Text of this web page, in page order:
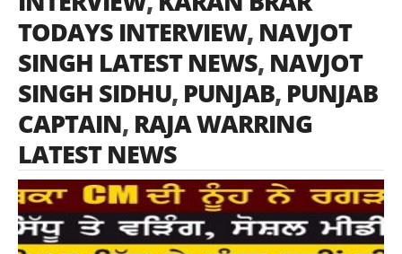
TODAYS INTERVIEW, NAVJOT
SINGH LATEST NEWS, NAVJOT
SINGH SIDHU, PUNJAB, PUNJAB
CAPTAIN, RAJA WARRING
LATEST NEWS